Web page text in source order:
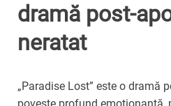
dramă post-
neratat
„Paradise Lost” este o dramă